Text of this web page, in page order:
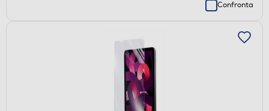
Confronta